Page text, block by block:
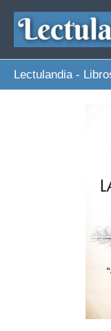
contenido
Lectulandia-